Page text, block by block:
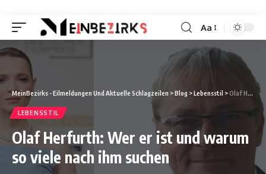
Font
Resizer
Aa
MeinBezirks - Eilmeldungen Und Aktuelle Schlagzeilen >Blog >Lebensstil >Olaf Herfurth: Wer er ist und warum so viele nach ihm suchen
LEBENSSTIL
Olaf Herfurth: Wer er ist und warum
so viele nach ihm suchen